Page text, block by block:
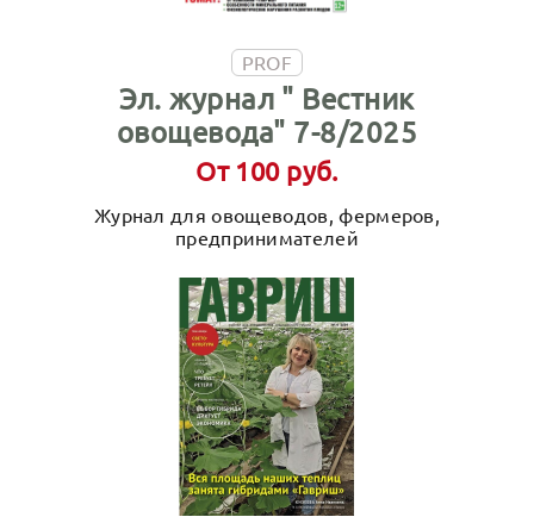
PROF
Эл. журнал " Вестник
овощевода" 7-8/2025
От 100 руб.
Журнал для овощеводов, фермеров,
предпринимателей